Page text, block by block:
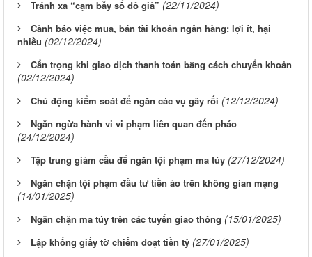
Tránh xa “cạm bẫy sổ đỏ giả” (22/11/2024)
Cảnh báo việc mua, bán tài khoản ngân hàng: lợi ít, hại
nhiều (02/12/2024)
Cẩn trọng khi giao dịch thanh toán bằng cách chuyển khoản
(02/12/2024)
Chủ động kiểm soát để ngăn các vụ gây rối (12/12/2024)
Ngăn ngừa hành vi vi phạm liên quan đến pháo
(24/12/2024)
Tập trung giảm cầu để ngăn tội phạm ma túy (27/12/2024)
Ngăn chặn tội phạm đầu tư tiền ảo trên không gian mạng
(14/01/2025)
Ngăn chặn ma túy trên các tuyến giao thông (15/01/2025)
Lập khống giấy tờ chiếm đoạt tiền tỷ (27/01/2025)